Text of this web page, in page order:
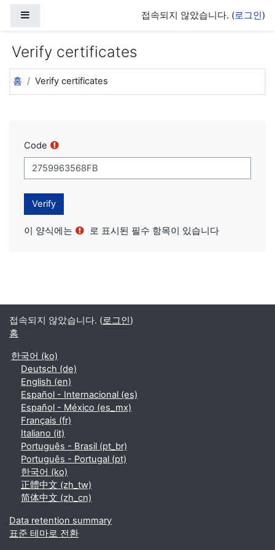
접속되지 않았습니다. (로그인)
Verify certificates
홈 Verify certificates
Code
이 양식에는 로 표시된 필수 항목이 있습니다
접속되지 않았습니다. (로그인)
홈
한국어 ‎(ko)‎
Deutsch ‎(de)‎
English ‎(en)‎
Español - Internacional ‎(es)‎
Español - México ‎(es_mx)‎
Français ‎(fr)‎
Italiano ‎(it)‎
Português - Brasil ‎(pt_br)‎
Português - Portugal ‎(pt)‎
한국어 ‎(ko)‎
正體中文 ‎(zh_tw)‎
简体中文 ‎(zh_cn)‎
Data retention summary
표준 테마로 전환